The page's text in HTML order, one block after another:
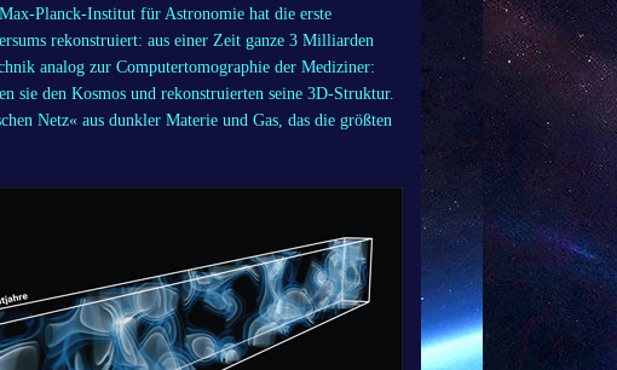
Planck-Institut für Astronomie hat die erste
rekonstruiert: aus einer Zeit ganze 3 Milliarden
analog zur Computertomographie der Mediziner:
sie den Kosmos und rekonstruierten seine 3D-Struktur.
Netz« aus dunkler Materie und Gas, das die größten